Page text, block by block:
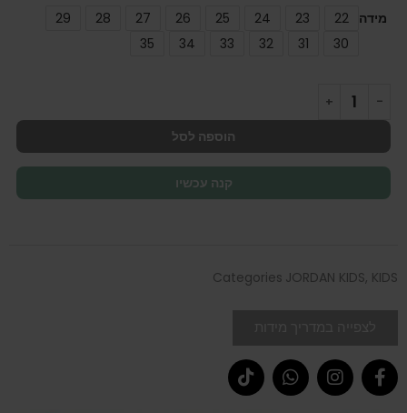
מידה 22
23
24
25
26
27
28
29
30
31
32
33
34
35
הוספה לסל
קנה עכשיו
Categories JORDAN KIDS, KIDS